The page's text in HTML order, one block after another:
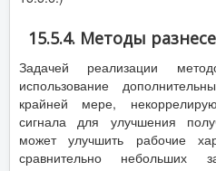
15.5.4. Методы
Задачей реализации
использование
крайней мере,
сигнала для улучшения
может улучшить рабочие
сравнительно небольших